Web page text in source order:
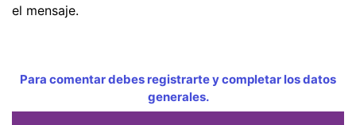
el mensaje.
Para comentar debes registrarte y completar los datos
generales.